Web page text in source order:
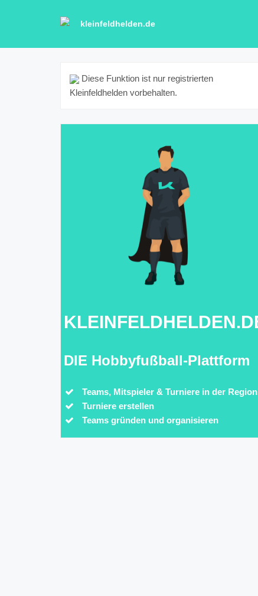
kleinfeldhelden.de
Diese Funktion ist nur registrierten
Kleinfeldhelden vorbehalten.
DIE Hobbyfußball-Plattform
Teams, Mitspieler & Turniere in der Region
Turniere erstellen
Teams gründen und organisieren